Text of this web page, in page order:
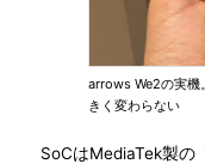
arrows We2の実機
きく変わらない
SoCはMediaTek製の